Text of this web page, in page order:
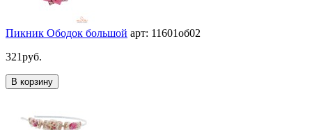
Пикник Ободок большой арт: 11601об02
321руб.
В корзину